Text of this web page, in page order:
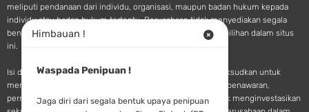
meliputi pendanaan dari individu, organisasi, maupun badan hukum kepada
individu atau badan hukum tertentu. Perusahaan tidak menyediakan segala
bentuk saran atau rekomendasi pendanaan terkait pilihan-pilihan dalam situs
ini.
Isi dan materi yang tersedia pada situs SINGA Fintech dimaksudkan untuk
memberikan informasi dan tidak dianggap sebagai sebuah penawaran,
permohonan, undangan, saran, maupun rekomendasi untuk menginvestasikan
Himbauan !
Waspada Penipuan !
Jaga diri dari segala bentuk upaya penipuan